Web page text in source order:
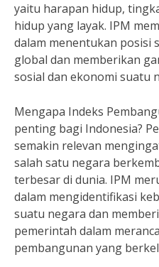
yaitu harapan hidup,
hidup yang layak. IPM
dalam menentukan posisi
global dan memberikan
sosial dan ekonomi suatu
Mengapa Indeks
penting bagi Indonesia?
semakin relevan
salah satu negara
terbesar di dunia. IPM
dalam mengidentifikasi
suatu negara dan
pemerintah dalam
pembangunan yang